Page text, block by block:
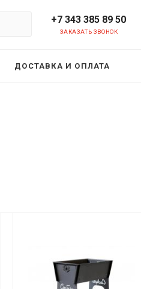
+7 343 385 89 50
ЗАКАЗАТЬ ЗВОНОК
ДОСТАВКА И ОПЛАТА